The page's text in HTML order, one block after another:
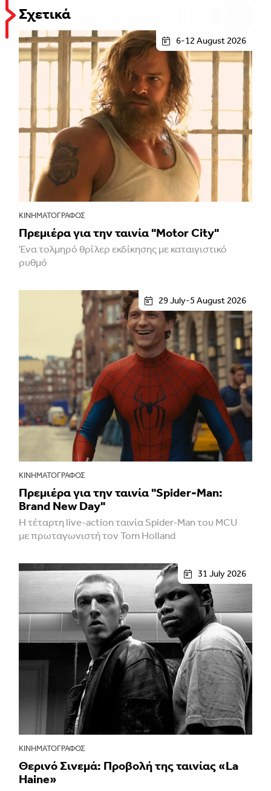
Σχετικά
6-12 August 2026
ΚΙΝΗΜΑΤΟΓΡΆΦΟΣ
Πρεμιέρα για την ταινία "Motor City"
Ένα τολμηρό θρίλερ εκδίκησης με καταιγιστικό
ρυθμό
29 July-5 August 2026
ΚΙΝΗΜΑΤΟΓΡΆΦΟΣ
Πρεμιέρα για την ταινία "Spider-Man:
Brand New Day"
Η τέταρτη live-action ταινία Spider-Man του MCU
με πρωταγωνιστή τον Tom Holland
31 July 2026
ΚΙΝΗΜΑΤΟΓΡΆΦΟΣ
Θερινό Σινεμά: Προβολή της ταινίας «La
Haine»